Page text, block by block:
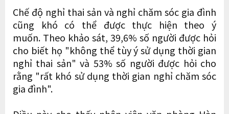
Chế độ nghỉ thai sản và nghỉ chăm sóc gia đình
cũng khó có thể được thực hiện theo ý
muốn. Theo khảo sát, 39,6% số người được hỏi
cho biết họ "không thể tùy ý sử dụng thời gian
nghỉ thai sản" và 53% số người được hỏi cho
rằng "rất khó sử dụng thời gian nghỉ chăm sóc
gia đình".